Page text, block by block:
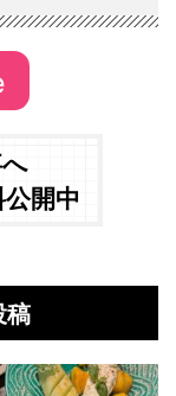
開中